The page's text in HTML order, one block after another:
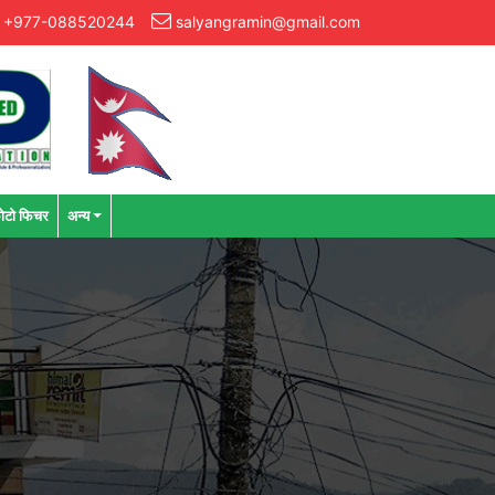
+977-088520244 salyangramin@gmail.com
फिचर अन्य